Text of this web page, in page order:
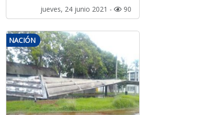
jueves, 24 junio 2021 - 90
NACIÓN